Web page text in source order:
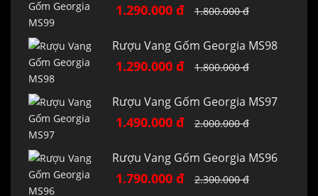
1.290.000 đ 1.800.000 đ
Rượu Vang Gốm Georgia MS98
1.290.000 đ 1.800.000 đ
Rượu Vang Gốm Georgia MS97
1.490.000 đ 2.000.000 đ
Rượu Vang Gốm Georgia MS96
1.790.000 đ 2.300.000 đ